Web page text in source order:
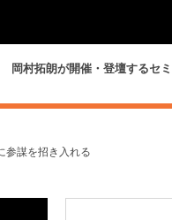
岡村拓朗が開催・登壇するセ
参謀を招き入れる